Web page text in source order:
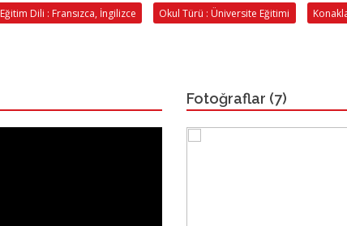
Eğitim Dili : Fransızca, İngilizce Okul Türü : Üniversite Eğitimi
Fotoğraflar (7)